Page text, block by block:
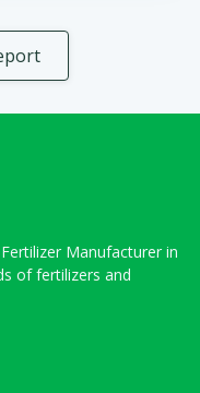
Manufacturer in
of fertilizers and